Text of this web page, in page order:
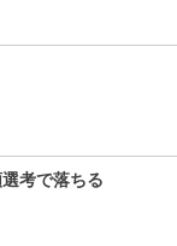
考で落ちる